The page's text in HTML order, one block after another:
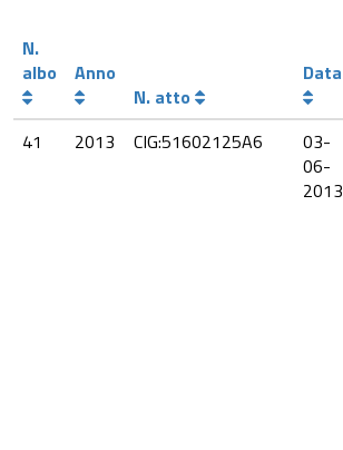
N.
albo
Anno
N. atto
Data
41
2013 CIG:51602125A6
03-
06-
2013